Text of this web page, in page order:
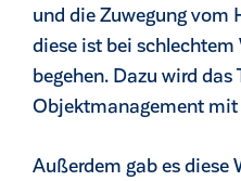
und die Zuwegung vom
diese ist bei schlechtem
begehen. Dazu wird das
Objektmanagement mit
Außerdem gab es diese